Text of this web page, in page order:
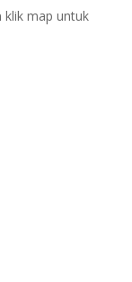
klik map untuk